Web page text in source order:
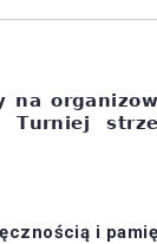
𝗻𝗮
i